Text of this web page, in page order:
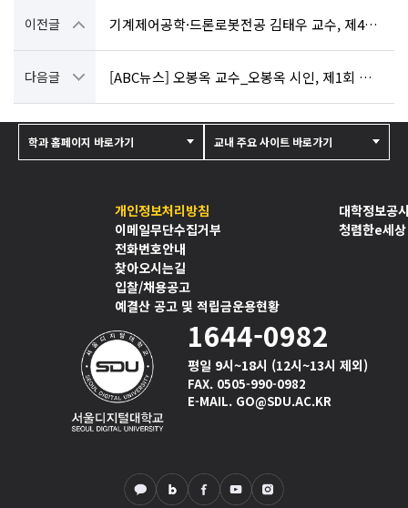
이전글 기계제어공학·드론로봇전공 김태우 교수, 제45회 스승의 날 교육부장관 표창 수상
다음글 [ABC뉴스] 오봉옥 교수_오봉옥 시인, 제1회 완도청해문학상 대상 수상
개인정보처리방침
이메일무단수집거부
전화번호안내
찾아오시는길
입찰/채용공고
예결산 공고 및 적립금운용현황
대학정보공
청렴한e세상
1644-0982
평일 9시~18시 (12시~13시 제외)
FAX. 0505-990-0982
E-MAIL. GO@SDU.AC.KR
학과 홈페이지 바로가기 교내 주요 사이트 바로가기